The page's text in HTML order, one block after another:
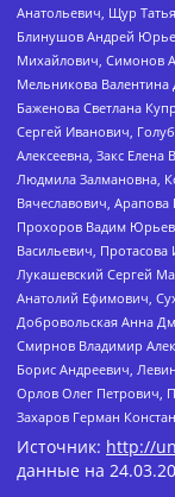
Анатольевич, Щур
Блинушов Андрей
Михайлович, Симонов
Мельникова Валентина
Баженова Светлана
Сергей Иванович,
Алексеевна, Закс
Людмила Залмановна,
Вячеславович,
Прохоров Вадим
Васильевич,
Лукашевский Сергей
Анатолий Ефимович,
Добровольская Анна
Смирнов Владимир
Борис Андреевич,
Орлов Олег Петрович,
Захаров Герман
Источник: http://
данные на